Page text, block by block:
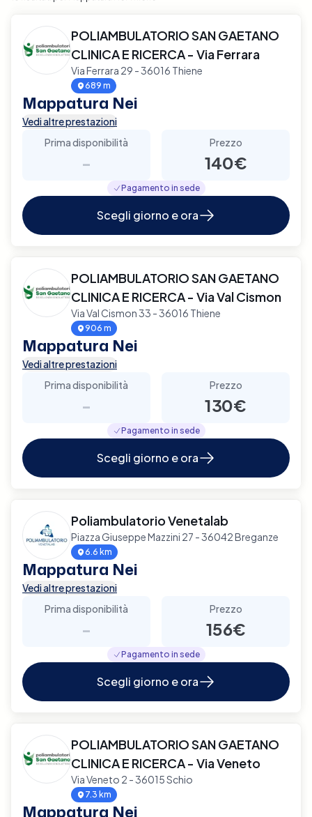
POLIAMBULATORIO SAN GAETANO
CLINICA E RICERCA - Via Ferrara
Via Ferrara 29 - 36016 Thiene
689 m
Mappatura Nei
Vedi altre prestazioni
Prima disponibilità
-
Prezzo
140€
Pagamento in sede
Scegli giorno e ora
POLIAMBULATORIO SAN GAETANO
CLINICA E RICERCA - Via Val Cismon
Via Val Cismon 33 - 36016 Thiene
906 m
Mappatura Nei
Vedi altre prestazioni
Prima disponibilità
-
Prezzo
130€
Pagamento in sede
Scegli giorno e ora
Poliambulatorio Venetalab
Piazza Giuseppe Mazzini 27 - 36042 Breganze
6.6 km
Mappatura Nei
Vedi altre prestazioni
Prima disponibilità
-
Prezzo
156€
Pagamento in sede
Scegli giorno e ora
POLIAMBULATORIO SAN GAETANO
CLINICA E RICERCA - Via Veneto
Via Veneto 2 - 36015 Schio
7.3 km
Mappatura Nei